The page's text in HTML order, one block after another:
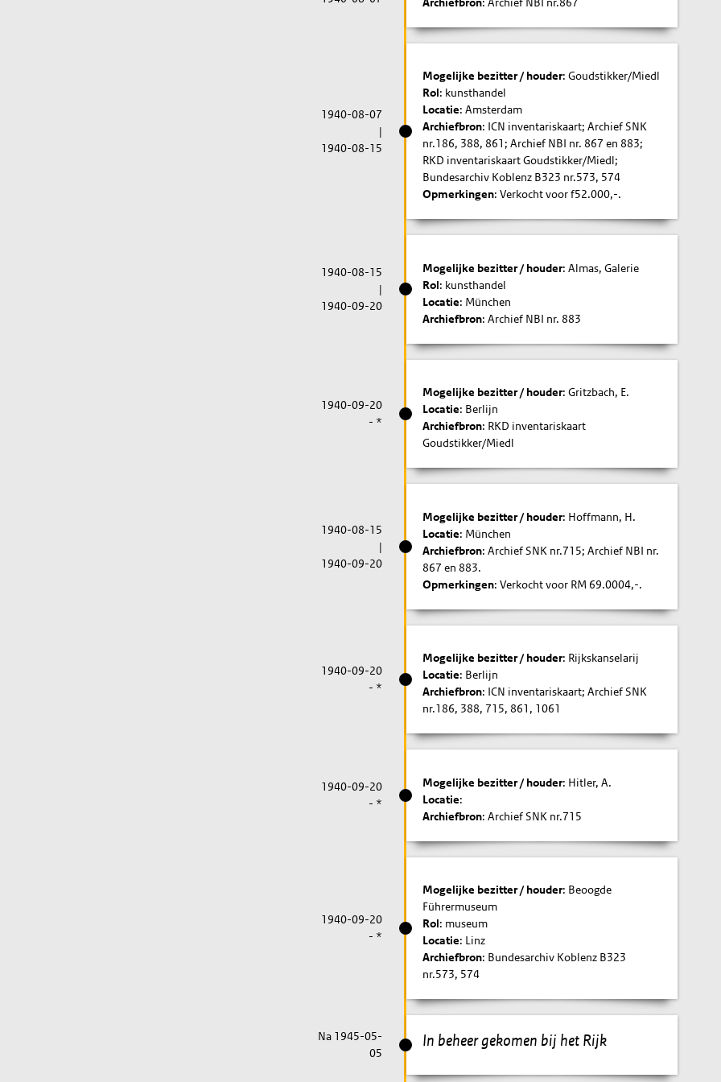
1940-08-07
|
1940-08-15
Mogelijke bezitter / houder: Goudstikker/Miedl
Rol: kunsthandel
Locatie: Amsterdam
Archiefbron: ICN inventariskaart; Archief SNK
nr.186, 388, 861; Archief NBI nr. 867 en 883;
RKD inventariskaart Goudstikker/Miedl;
Bundesarchiv Koblenz B323 nr.573, 574
Opmerkingen: Verkocht voor f52.000,-.
1940-08-15
|
1940-09-20
Mogelijke bezitter / houder: Almas, Galerie
Rol: kunsthandel
Locatie: München
Archiefbron: Archief NBI nr. 883
1940-09-20
- *
Mogelijke bezitter / houder: Gritzbach, E.
Locatie: Berlijn
Archiefbron: RKD inventariskaart
Goudstikker/Miedl
1940-08-15
|
1940-09-20
Mogelijke bezitter / houder: Hoffmann, H.
Locatie: München
Archiefbron: Archief SNK nr.715; Archief NBI nr.
867 en 883.
Opmerkingen: Verkocht voor RM 69.0004,-.
1940-09-20
- *
Mogelijke bezitter / houder: Rijkskanselarij
Locatie: Berlijn
Archiefbron: ICN inventariskaart; Archief SNK
nr.186, 388, 715, 861, 1061
1940-09-20
- *
Mogelijke bezitter / houder: Hitler, A.
Locatie:
Archiefbron: Archief SNK nr.715
1940-09-20
- *
Mogelijke bezitter / houder: Beoogde
Führermuseum
Rol: museum
Locatie: Linz
Archiefbron: Bundesarchiv Koblenz B323
nr.573, 574
In beheer gekomen bij het Rijk
Na 1945-05-
05